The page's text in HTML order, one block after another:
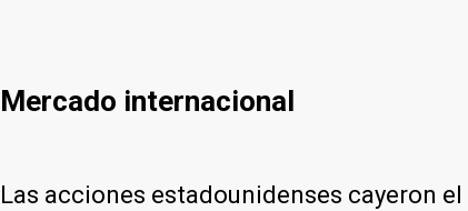
Mercado internacional
Las acciones estadounidenses cayeron